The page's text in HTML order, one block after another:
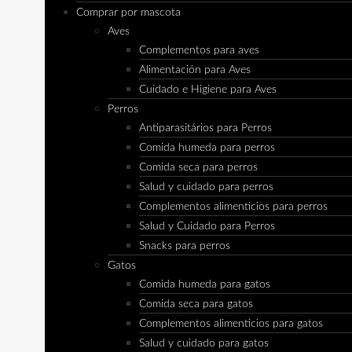
Comprar por mascota
Aves
Complementos para aves
Alimentación para Aves
Cuidado e Higiene para Aves
Perros
Antiparasitários para Perros
Comida humeda para perros
Comida seca para perros
Salud y cuidado para perros
Complementos alimenticios para perros
Salud y Cuidado para Perros
Snacks para perros
Gatos
Comida humeda para gatos
Comida seca para gatos
Complementos alimenticios para gatos
Salud y cuidado para gatos